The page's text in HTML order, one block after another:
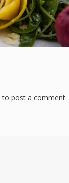
to post a comment.